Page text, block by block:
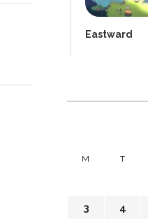
Eastward
M T
3
4